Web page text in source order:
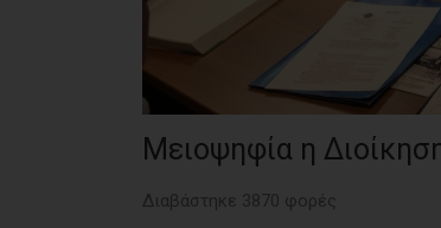
Μειοψηφία η
Διαβάστηκε 3870 φορές